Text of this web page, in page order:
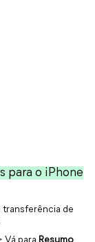
para o iPhone
transferência de